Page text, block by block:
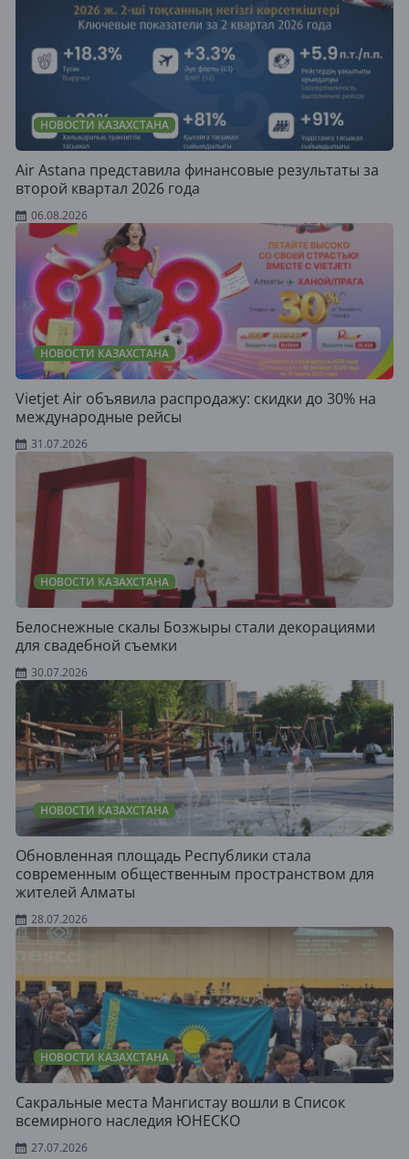
НОВОСТИ КАЗАХСТАНА
Air Astana представила финансовые результаты за
второй квартал 2026 года
06.08.2026
НОВОСТИ КАЗАХСТАНА
Vietjet Air объявила распродажу: скидки до 30% на
международные рейсы
31.07.2026
НОВОСТИ КАЗАХСТАНА
Белоснежные скалы Бозжыры стали декорациями
для свадебной съемки
30.07.2026
НОВОСТИ КАЗАХСТАНА
Обновленная площадь Республики стала
современным общественным пространством для
жителей Алматы
28.07.2026
НОВОСТИ КАЗАХСТАНА
Сакральные места Мангистау вошли в Список
всемирного наследия ЮНЕСКО
27.07.2026